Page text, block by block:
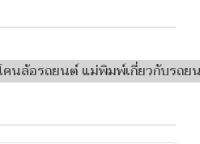
นล้อรถยนต์ แม่พิมพ์เกี่ยวกับรถย